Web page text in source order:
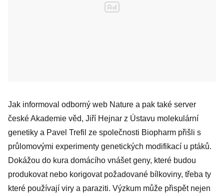
Jak informoval odborný web Nature a pak také server
české Akademie věd, Jiří Hejnar z Ústavu molekulární
genetiky a Pavel Trefil ze společnosti Biopharm přišli s
průlomovými experimenty genetických modifikací u ptáků.
Dokážou do kura domácího vnášet geny, které budou
produkovat nebo korigovat požadované bílkoviny, třeba ty
které používají viry a paraziti. Výzkum může přispět nejen